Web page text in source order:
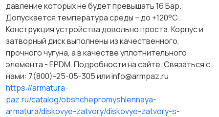
давление которых не будет превышать 16 Бар.
Допускается температура среды – до +120°С.
Конструкция устройства довольно проста. Корпус и
затворный диск выполнены из качественного,
прочного чугуна, а в качестве уплотнительного
элемента - EPDM. Подробности на сайте. Связаться с
нами: 7(800)-25-05-305 или info@armpaz.ru
https://armatura-
paz.ru/catalog/obshchepromyshlennaya-
armatura/diskovye-zatvory/diskovye-zatvory-s-